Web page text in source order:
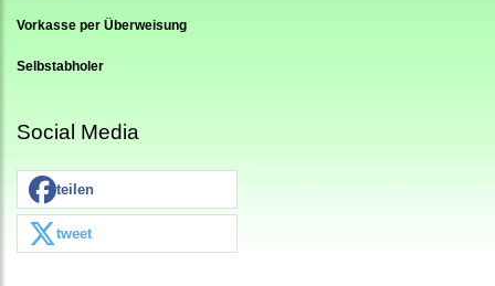
Vorkasse per Überweisung
Selbstabholer
Social Media
teilen
tweet